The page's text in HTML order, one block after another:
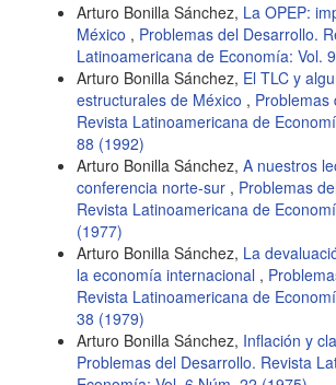
Arturo Bonilla Sánchez, La OPEP:
México , Problemas del Desarrollo.
Latinoamericana de Economía: Vol.
Arturo Bonilla Sánchez, El TLC y
estructurales de México , Problemas
Revista Latinoamericana de
88 (1992)
Arturo Bonilla Sánchez, A nuestros
conferencia norte-sur , Problemas
Revista Latinoamericana de
(1977)
Arturo Bonilla Sánchez, La
la economía internacional ,
Revista Latinoamericana de
38 (1979)
Arturo Bonilla Sánchez, Inflación y
Problemas del Desarrollo. Revista